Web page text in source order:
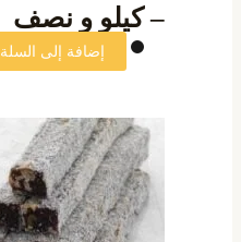
– كيلو و نصف
إضافة إلى السلة